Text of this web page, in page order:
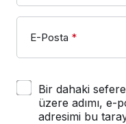
E-Posta *
Bir dahaki
üzere adımı, e-
adresimi bu